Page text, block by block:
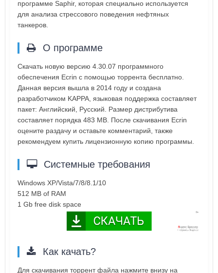
программе Saphir, которая специально используется
для анализа стрессового поведения нефтяных
танкеров.
О программе
Скачать новую версию 4.30.07 программного
обеспечения Ecrin с помощью торрента бесплатно.
Данная версия вышла в 2014 году и создана
разработчиком KAPPA, языковая поддержка составляет
пакет: Английский, Русский. Размер дистрибутива
составляет порядка 483 MB. После скачивания Ecrin
оцените раздачу и оставьте комментарий, также
рекомендуем купить лицензионную копию программы.
Системные требования
Windows XP/Vista/7/8/8.1/10
512 MB of RAM
1 Gb free disk space
Как качать?
Для скачивания торрент файла нажмите внизу на